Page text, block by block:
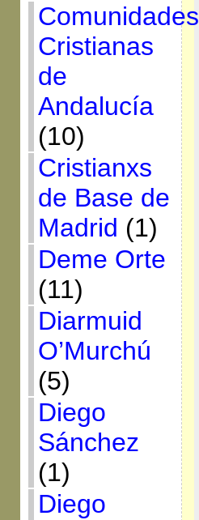
Comunidades
Cristianas
de
Andalucía
(10)
Cristianxs
de Base de
Madrid (1)
Deme Orte
(11)
Diarmuid
O’Murchú
(5)
Diego
Sánchez
(1)
Diego